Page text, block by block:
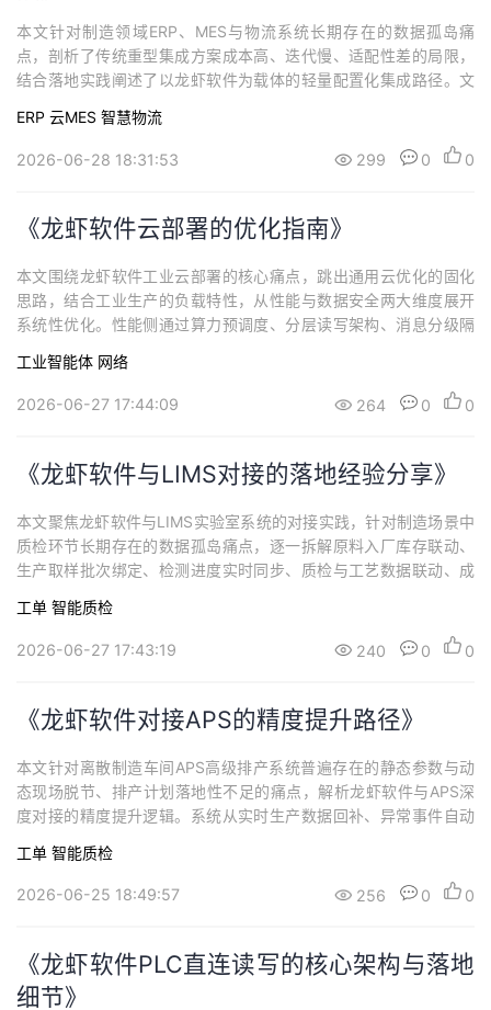
本文针对制造领域ERP、MES与物流系统长期存在的数据孤岛痛
点，剖析了传统重型集成方案成本高、迭代慢、适配性差的局限，
结合落地实践阐述了以龙虾软件为载体的轻量配置化集成路径。文
库的全链路数据流转逻辑，讲解了异常场景自动联动、数据最终一
致性保障等核心设计，总结了落地过程中的常见误区与优化思路，
ERP 云MES 智慧物流
2026-06-28 18:31:53 299 0 0
《龙虾软件云部署的优化指南》
本文围绕龙虾软件工业云部署的核心痛点，跳出通用云优化的固化
思路，结合工业生产的负载特性，从性能与数据安全两大维度展开
系统性优化。性能侧通过算力预调度、分层读写架构、消息分级隔
与高稳定性；安全侧构建全生命周期防护体系，覆盖双向认证传
输、多层级租户隔离、字段级权限脱敏、数据分级管理与灾备机
工业智能体 网络
2026-06-27 17:44:09 264 0 0
《龙虾软件与LIMS对接的落地经验分享》
本文聚焦龙虾软件与LIMS实验室系统的对接实践，针对制造场景中
质检环节长期存在的数据孤岛痛点，逐一拆解原料入厂库存联动、
生产取样批次绑定、检测进度实时同步、质检与工艺数据联动、成
化交互与松耦合设计，以唯一样品标识串联全流程，配套轻量化异
常处理机制降低运维门槛。
工单 智能质检
2026-06-27 17:43:19 240 0 0
《龙虾软件对接APS的精度提升路径》
本文针对离散制造车间APS高级排产系统普遍存在的静态参数与动
态现场脱节、排产计划落地性不足的痛点，解析龙虾软件与APS深
度对接的精度提升逻辑。系统从实时生产数据回补、异常事件自动
路闭环联动、人力产能精细化匹配、排产模型闭环自优化七大维
度，重构排产的输入体系与响应机制。
工单 智能质检
2026-06-25 18:49:57 256 0 0
《龙虾软件PLC直连读写的核心架构与落地
细节》